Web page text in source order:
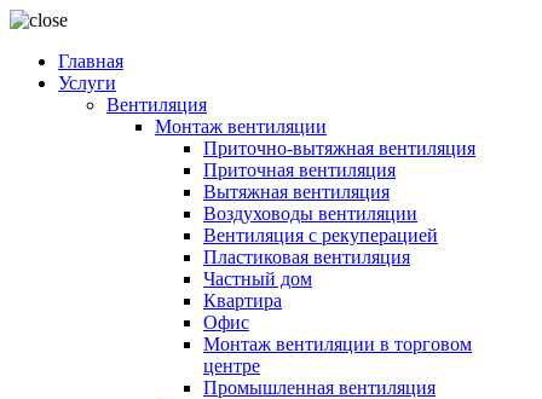
Главная
Услуги
Вентиляция
Монтаж вентиляции
Приточно-вытяжная вентиляция
Приточная вентиляция
Вытяжная вентиляция
Воздуховоды вентиляции
Вентиляция с рекуперацией
Пластиковая вентиляция
Частный дом
Квартира
Офис
Монтаж вентиляции в торговом
центре
Промышленная вентиляция